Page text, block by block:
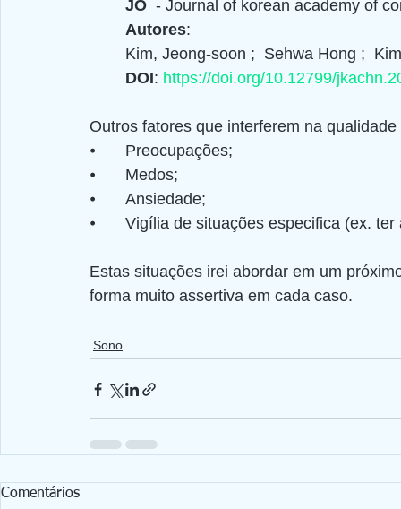
JO - Journal of korean academy of
Autores:
Kim, Jeong-soon ;  Sehwa Hong ;
DOI: https://doi.org/10.12799/
Outros fatores que interferem na
⦁	Preocupações;
⦁	Medos;
⦁	Ansiedade;
⦁	Vigília de situações especifica (ex.
Estas situações irei abordar em um
forma muito assertiva em cada caso.
Sono
Comentários